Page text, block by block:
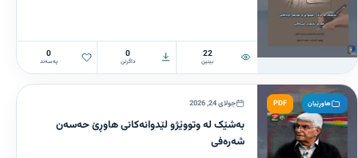
22
بینین
0
داگرتن
0
پەسەند
هاوڕێیان PDF جولای 24, 2026
بەشێک لە وتووێژو لێدوانەکانی هاوڕێ حەسەن
شەرەفی